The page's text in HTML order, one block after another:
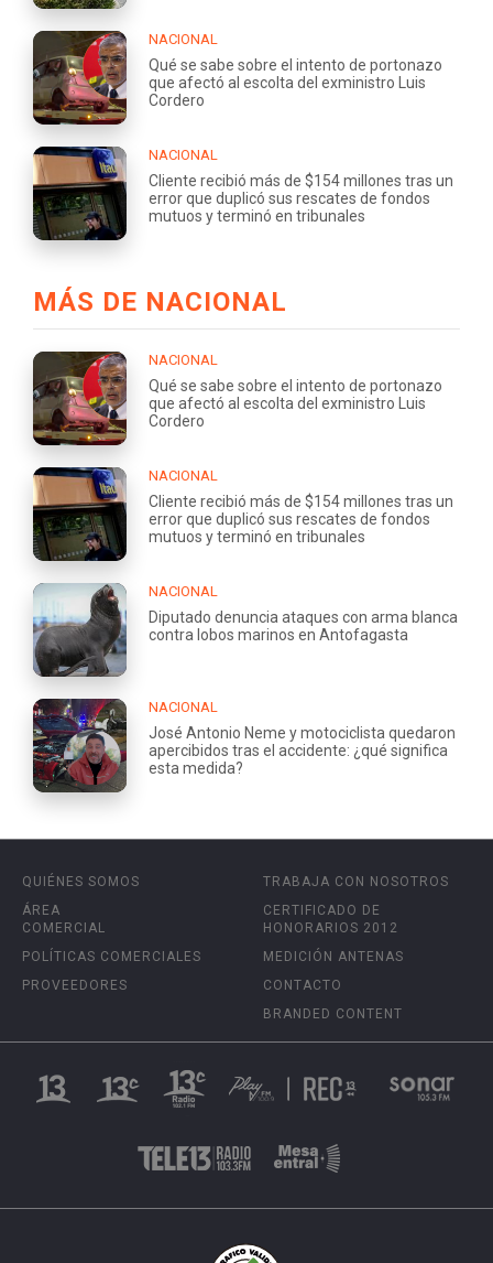
NACIONAL
Qué se sabe sobre el intento de portonazo
que afectó al escolta del exministro Luis
Cordero
NACIONAL
Cliente recibió más de $154 millones tras un
error que duplicó sus rescates de fondos
mutuos y terminó en tribunales
MÁS DE NACIONAL
NACIONAL
Qué se sabe sobre el intento de portonazo
que afectó al escolta del exministro Luis
Cordero
NACIONAL
Cliente recibió más de $154 millones tras un
error que duplicó sus rescates de fondos
mutuos y terminó en tribunales
NACIONAL
Diputado denuncia ataques con arma blanca
contra lobos marinos en Antofagasta
NACIONAL
José Antonio Neme y motociclista quedaron
apercibidos tras el accidente: ¿qué significa
esta medida?
QUIÉNES SOMOS
ÁREA
COMERCIAL
POLÍTICAS COMERCIALES
PROVEEDORES
TRABAJA CON NOSOTROS
CERTIFICADO DE
HONORARIOS 2012
MEDICIÓN ANTENAS
CONTACTO
BRANDED CONTENT